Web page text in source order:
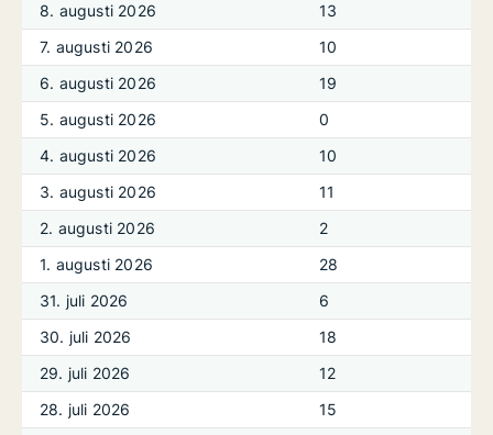
8. augusti 2026
13
7. augusti 2026
10
6. augusti 2026
19
5. augusti 2026
0
4. augusti 2026
10
3. augusti 2026
11
2. augusti 2026
2
1. augusti 2026
28
31. juli 2026
6
30. juli 2026
18
29. juli 2026
12
28. juli 2026
15